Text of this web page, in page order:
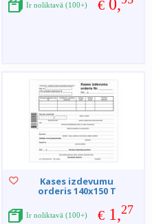
€ 0,
Ir noliktavā (100+)
Kases izdevumu
orderis 140x150 T
€ 1,27
Ir noliktavā (100+)